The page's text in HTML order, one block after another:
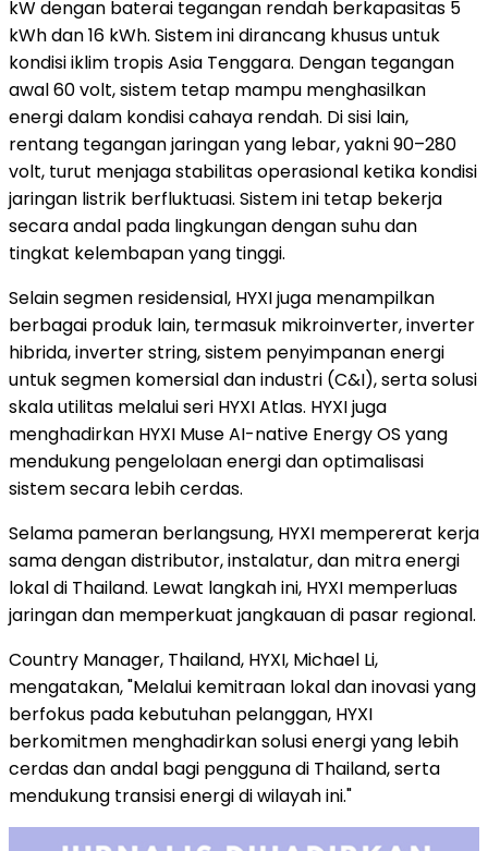
kW dengan baterai tegangan rendah berkapasitas 5
kWh dan 16 kWh. Sistem ini dirancang khusus untuk
kondisi iklim tropis Asia Tenggara. Dengan tegangan
awal 60 volt, sistem tetap mampu menghasilkan
energi dalam kondisi cahaya rendah. Di sisi lain,
rentang tegangan jaringan yang lebar, yakni 90–280
volt, turut menjaga stabilitas operasional ketika kondisi
jaringan listrik berfluktuasi. Sistem ini tetap bekerja
secara andal pada lingkungan dengan suhu dan
tingkat kelembapan yang tinggi.
Selain segmen residensial, HYXI juga menampilkan
berbagai produk lain, termasuk mikroinverter, inverter
hibrida, inverter string, sistem penyimpanan energi
untuk segmen komersial dan industri (C&I), serta solusi
skala utilitas melalui seri HYXI Atlas. HYXI juga
menghadirkan HYXI Muse AI-native Energy OS yang
mendukung pengelolaan energi dan optimalisasi
sistem secara lebih cerdas.
Selama pameran berlangsung, HYXI mempererat kerja
sama dengan distributor, instalatur, dan mitra energi
lokal di Thailand. Lewat langkah ini, HYXI memperluas
jaringan dan memperkuat jangkauan di pasar regional.
Country Manager, Thailand, HYXI, Michael Li,
mengatakan, "Melalui kemitraan lokal dan inovasi yang
berfokus pada kebutuhan pelanggan, HYXI
berkomitmen menghadirkan solusi energi yang lebih
cerdas dan andal bagi pengguna di Thailand, serta
mendukung transisi energi di wilayah ini."